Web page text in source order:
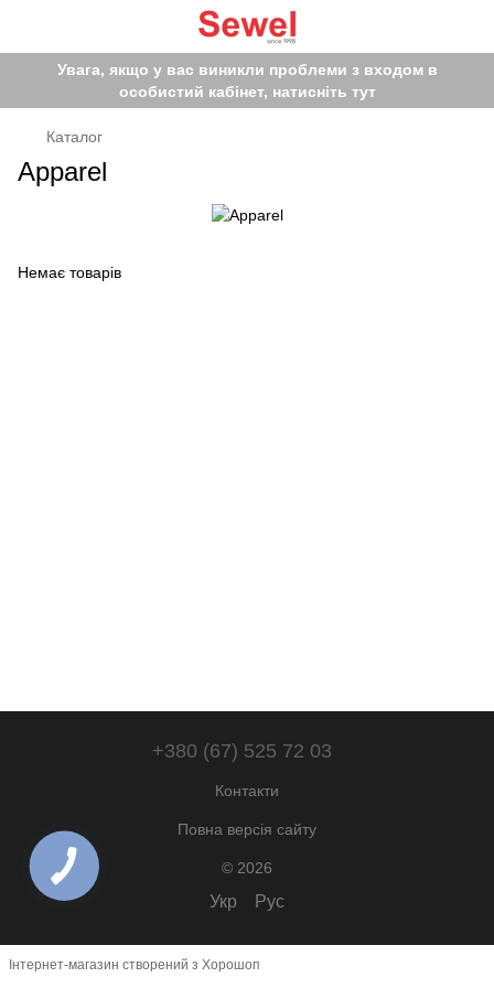
Увага, якщо у вас виникли проблеми з входом в
особистий кабінет, натисніть тут
Каталог
Apparel
Немає товарів
+380 (67) 525 72 03
Контакти
Повна версія сайту
© 2026
Укр Рус
Інтернет-магазин створений з Хорошоп